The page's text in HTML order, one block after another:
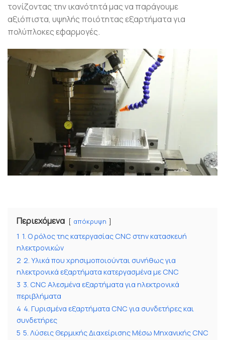
τονίζοντας την ικανότητά μας να παράγουμε
αξιόπιστα, υψηλής ποιότητας εξαρτήματα για
πολύπλοκες εφαρμογές.
Περιεχόμενα απόκρυψη
1 1. Ο ρόλος της κατεργασίας CNC στην κατασκευή
ηλεκτρονικών
2 2. Υλικά που χρησιμοποιούνται συνήθως για
ηλεκτρονικά εξαρτήματα κατεργασμένα με CNC
3 3. CNC Αλεσμένα εξαρτήματα για ηλεκτρονικά
περιβλήματα
4 4. Γυρισμένα εξαρτήματα CNC για συνδετήρες και
συνδετήρες
5 5. Λύσεις Θερμικής Διαχείρισης Μέσω Μηχανικής CNC